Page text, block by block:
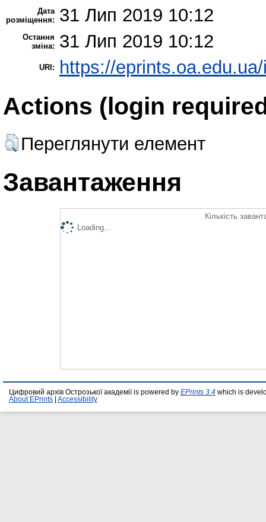
Дата
розміщення:
31 Лип 2019 10:12
Остання
зміна:
31 Лип 2019 10:12
URI: https://
Actions (login
Переглянути елемент
Завантаження
Кількість
Loading...
Цифровий архів Острозької академії is powered by EPrints 3.4 which is
About EPrints
Accessibility